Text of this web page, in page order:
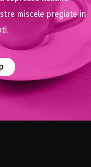
miscele pregiate in